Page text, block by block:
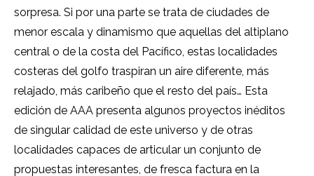
sorpresa. Si por una parte se trata de ciudades de
menor escala y dinamismo que aquellas del altiplano
central o de la costa del Pacífico, estas localidades
costeras del golfo traspiran un aire diferente, más
relajado, más caribeño que el resto del país… Esta
edición de AAA presenta algunos proyectos inéditos
de singular calidad de este universo y de otras
localidades capaces de articular un conjunto de
propuestas interesantes, de fresca factura en la